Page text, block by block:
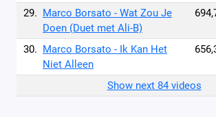
29. Marco Borsato - Wat Zou Je
Doen (Duet met Ali-B)
30. Marco Borsato - Ik Kan Het
Niet Alleen
Show next 84 videos